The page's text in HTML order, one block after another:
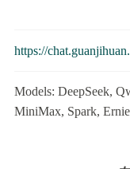
https://
Models: DeepSeek,
MiniMax, Spark,